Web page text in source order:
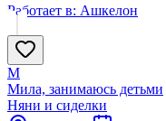
Работает в: Ашкелон
М
Мила, занимаюсь детьми
Няни и сиделки